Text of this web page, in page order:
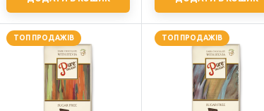
ТОП ПРОДАЖІВ ТОП ПРОДАЖІВ